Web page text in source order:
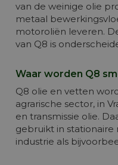
van de weinige olie
metaal
motoroliën leveren.
van Q8 is
Waar worden Q8
Q8 olie en vetten
agrarische sector, in
en transmissie olie.
gebruikt in
industrie als